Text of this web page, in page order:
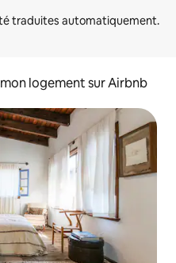
logement sur Airbnb